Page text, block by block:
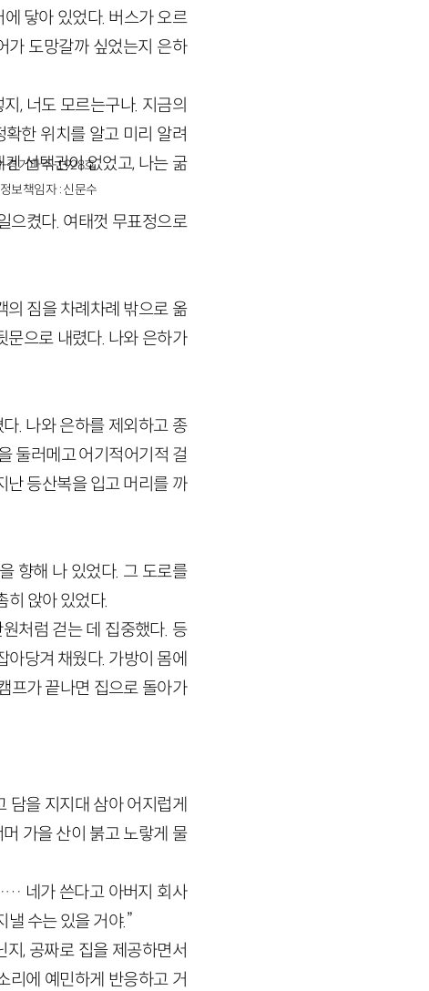
닿아 있었다. 버스가 오르
가 도망갈까 싶었는지 은하
, 너도 모르는구나. 지금의
한 위치를 알고 미리 알려
선택권이 없었고, 나는 굶
으켰다. 여태껏 무표정으로
의 짐을 차례차례 밖으로 옮
문으로 내렸다. 나와 은하가
. 나와 은하를 제외하고 종
둘러메고 어기적어기적 걸
난 등산복을 입고 머리를 까
향해 나 있었다. 그 도로를
히 앉아 있었다.
처럼 걷는 데 집중했다. 등
당겨 채웠다. 가방이 몸에
프가 끝나면 집으로 돌아가
담을 지지대 삼아 어지럽게
가을 산이 붉고 노랗게 물
네가 쓴다고 아버지 회사
수는 있을 거야.”
, 공짜로 집을 제공하면서
리에 예민하게 반응하고 거
경기파주-1928호
정보책임자 : 신문수